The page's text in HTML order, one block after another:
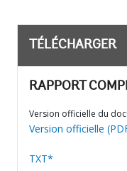
TÉLÉCHARGER
RAPPORT
Version officielle du
Version officielle
TXT*